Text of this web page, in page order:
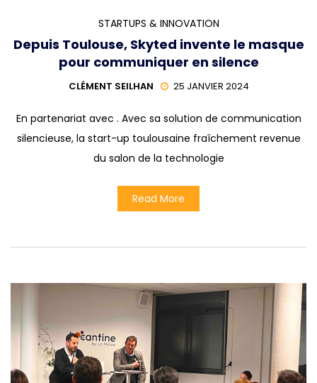
STARTUPS & INNOVATION
Depuis Toulouse, Skyted invente le masque
pour communiquer en silence
CLÉMENT SEILHAN 25 JANVIER 2024
En partenariat avec . Avec sa solution de communication
silencieuse, la start-up toulousaine fraîchement revenue
du salon de la technologie
Read More